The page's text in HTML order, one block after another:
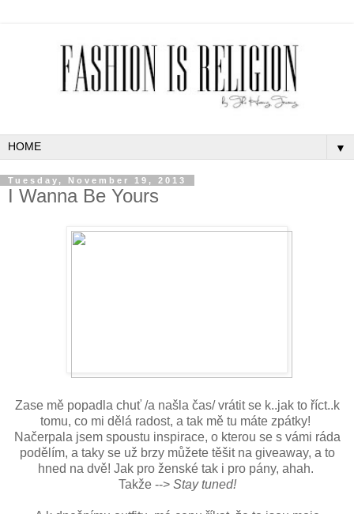
▼
Tuesday, November 19, 2013
I Wanna Be Yours
Zase mě popadla chuť /a našla čas/ vrátit se k..jak to říct..k
tomu, co mi dělá radost, a tak mě tu máte zpátky!
Načerpala jsem spoustu inspirace, o kterou se s vámi ráda
podělím, a taky se už brzy můžete těšit na giveaway, a to
hned na dvě! Jak pro ženské tak i pro pány, ahah.
Takže --> Stay tuned!